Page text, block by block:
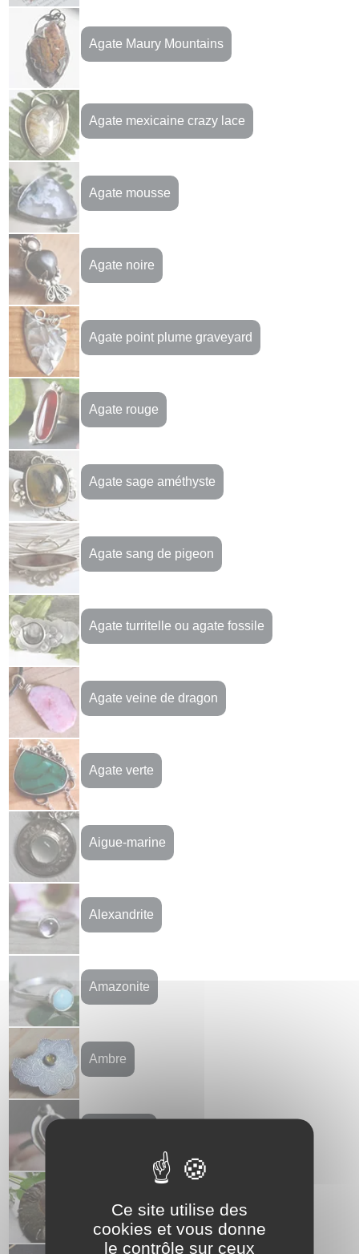
Agate Maury Mountains
Agate mexicaine crazy lace
Agate mousse
Agate noire
Agate point plume graveyard
Agate rouge
Agate sage améthyste
Agate sang de pigeon
Agate turritelle ou agate fossile
Agate veine de dragon
Agate verte
Aigue-marine
Alexandrite
Amazonite
Ambre
Ammonite
Ce site utilise des
cookies et vous donne
le contrôle sur ceux